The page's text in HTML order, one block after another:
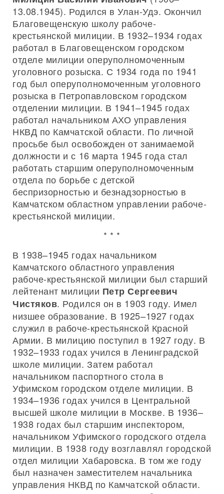
13.08.1945). Родился в Улан-Удэ. Окончил
Благовещенскую школу рабоче-
крестьянской милиции. В 1932–1934 годах
работал в Благовещенском городском
отделе милиции оперуполномоченным
уголовного розыска. С 1934 года по 1941
год был оперуполномоченным уголовного
розыска в Петропавловском городском
отделении милиции. В 1941–1945 годах
работал начальником АХО управления
НКВД по Камчатской области. По личной
просьбе был освобожден от занимаемой
должности и с 16 марта 1945 года стал
работать старшим оперуполномоченным
отдела по борьбе с детской
беспризорностью и безнадзорностью в
Камчатском областном управлении рабоче-
крестьянской милиции.
* * *
В 1938–1945 годах начальником
Камчатского областного управления
рабоче-крестьянской милиции был старший
лейтенант милиции Петр Сергеевич
Чистяков. Родился он в 1903 году. Имел
низшее образование. В 1925–1927 годах
служил в рабоче-крестьянской Красной
Армии. В милицию поступил в 1927 году. В
1932–1933 годах учился в Ленинградской
школе милиции. Затем работал
начальником паспортного стола в
Уфимском городском отделе милиции. В
1934–1936 годах учился в Центральной
высшей школе милиции в Москве. В 1936–
1938 годах был старшим инспектором,
начальником Уфимского городского отдела
милиции. В 1938 году возглавлял городской
отдел милиции Хабаровска. В том же году
был назначен заместителем начальника
управления НКВД по Камчатской области.